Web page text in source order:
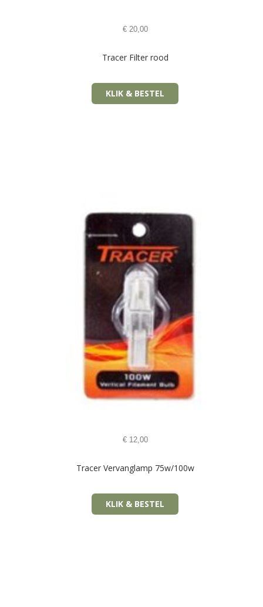
€20,00
Tracer Filter rood
KLIK & BESTEL
€12,00
Tracer Vervanglamp 75w/100w
KLIK & BESTEL